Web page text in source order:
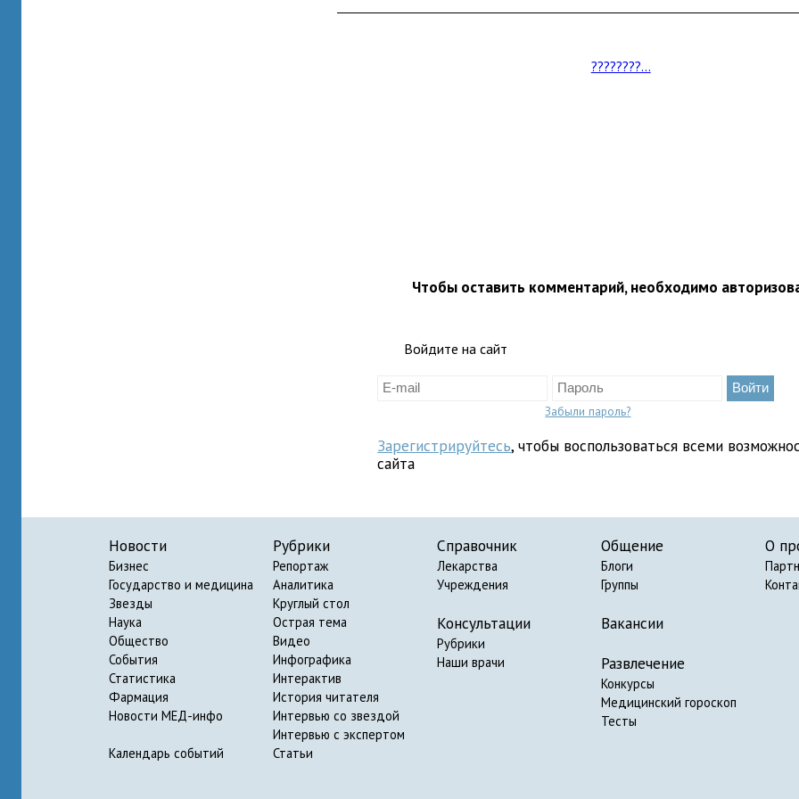
????????...
Чтобы оставить комментарий, необходимо
Войдите на сайт
Забыли пароль?
Зарегистрируйтесь, чтобы воспользоваться всеми
сайта
Новости
Бизнес
Государство и медицина
Звезды
Наука
Общество
События
Статистика
Фармация
Новости МЕД-инфо
Календарь событий
Рубрики
Репортаж
Аналитика
Круглый стол
Острая тема
Видео
Инфографика
Интерактив
История читателя
Интервью со звездой
Интервью с экспертом
Статьи
Справочник
Лекарства
Учреждения
Консультации
Рубрики
Наши врачи
Общение
Блоги
Группы
Вакансии
Развлечение
Конкурсы
Медицинский гороскоп
Тесты
О